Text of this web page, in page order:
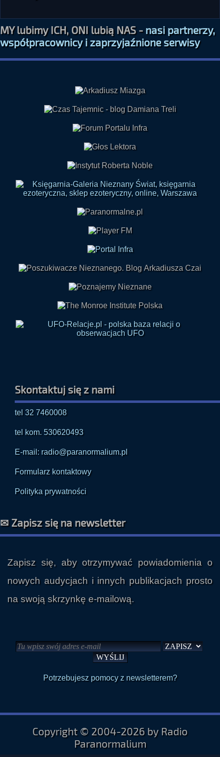
MY lubimy ICH, ONI lubią NAS -nasi partnerzy,
współpracownicy i zaprzyjaźnione serwisy
Skontaktuj się z nami
tel 32 7460008
tel kom. 530620493
E-mail: radio@paranormalium.pl
Formularz kontaktowy
Polityka prywatności
✉ Zapisz się na newsletter
Zapisz się, aby otrzymywać powiadomienia o
nowych audycjach i innych publikacjach prosto
na swoją skrzynkę e-mailową.
Potrzebujesz pomocy z newsletterem?
Copyright © 2004-2026 by Radio
Paranormalium